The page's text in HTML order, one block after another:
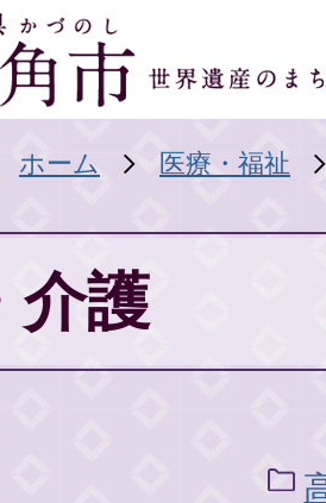
ホーム 医療・福祉
介護